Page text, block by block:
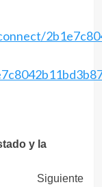
y la
Siguiente